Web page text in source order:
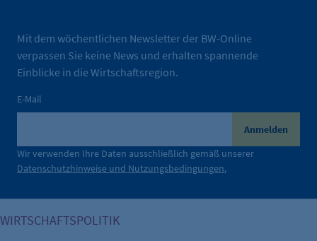
Mit dem wöchentlichen Newsletter der BW-Online
verpassen Sie keine News und erhalten spannende
Einblicke in die Wirtschaftsregion.
E-Mail
Anmelden
Wir verwenden Ihre Daten ausschließlich gemäß unserer
Datenschutzhinweise und Nutzungsbedingungen.
WIRTSCHAFTSPOLITIK